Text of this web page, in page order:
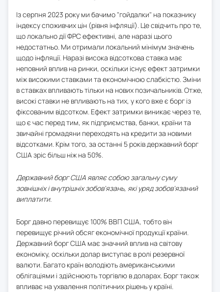
Із серпня 2023 року ми бачимо "гойдалки" на показнику
індексу споживчих цін (рівня інфляції). Це свідчить про те,
що локально дії ФРС ефективні, але наразі цього
недостатньо. Ми отримали локальний мінімум значень
щодо інфляції. Наразі висока відсоткова ставка має
неповний вплив на ринки, оскільки існує ефект затримки
між високими ставками та економічною слабкістю. Зміни
в ставках впливають тільки на нових позичальників. Отже,
високі ставки не впливають на тих, у кого вже є борг із
фіксованим відсотком. Ефект затримки виникає через те,
що є час перед тим, як підприємства, банки, країни та
звичайні громадяни переходять на кредити за новими
відсотками. Крім того, за останні 5 років державний борг
США зріс більш ніж на 50%.
Державний борг США являє собою загальну суму
зовнішніх і внутрішніх зобов'язань, які уряд зобов'язаний
виплатити.
Борг давно перевищує 100% ВВП США, тобто він
перевищує річний обсяг економічної продукції країни.
Державний борг США має значний вплив на світову
економіку, оскільки долар виступає в ролі резервної
валюти. Багато країн володіють американськими
облігаціями і здійснюють торгівлю в доларах. Борг також
впливає на ухвалення політичних рішень у країні.